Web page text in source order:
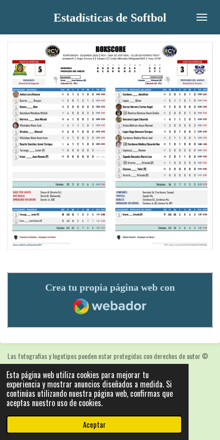
Esta página web utiliza cookies para mejorar tu
experiencia y mostrar anuncios diseñados a medida. Si
continúas utilizando nuestra página web, confirmas que
aceptas nuestro uso de cookies.
Aceptar
contenido
Estadísticas de Softbol
Crea tu propia página web con
Webador
Las fotografias y logotipos pueden estar protegidas con derechos de autor©
2025: Statics - by ISCRLopez APP_Stats_v5.103
Con la tecnología deWebador